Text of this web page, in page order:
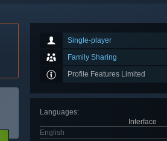
Single-player
Family Sharing
Profile Features Limited
Languages:
Interface
English